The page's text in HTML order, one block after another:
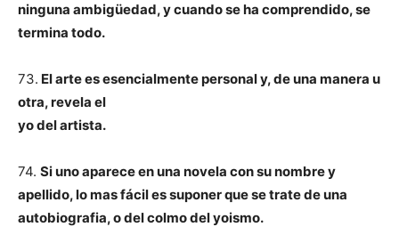
ninguna ambigüedad, y cuando se ha comprendido, se
termina todo.
73. El arte es esencialmente personal y, de una manera u
otra, revela el
yo del artista.
74. Si uno aparece en una novela con su nombre y
apellido, lo mas fácil es suponer que se trate de una
autobiografia, o del colmo del yoismo.